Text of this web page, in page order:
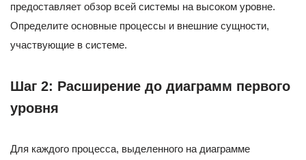
предоставляет обзор всей системы на высоком уровне.
Определите основные процессы и внешние сущности,
участвующие в системе.
Шаг 2: Расширение до диаграмм первого
уровня
Для каждого процесса, выделенного на диаграмме